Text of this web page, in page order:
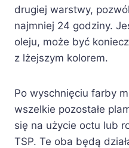
drugiej warstwy,
najmniej 24 godziny.
oleju, może być
z lżejszym kolorem.
Po wyschnięciu farby
wszelkie pozostałe
się na użycie octu lub
TSP. Te oba będą